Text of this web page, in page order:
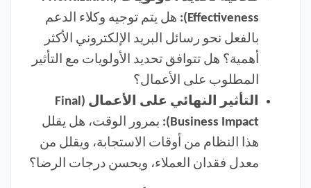
Effectiveness):
هل يتم توجيه وكلاء الدعم
بالفعل نحو رسائل البريد الإلكتروني الأكثر
أهمية؟ هل تتوافق تحديد الأولويات مع التأثير
المطلوب على الأعمال؟
التأثير النهائي على الأعمال (Final
Business Impact):
بمرور الوقت، هل يقلل
هذا النظام من أوقات الاستجابة، ويقلل من
معدل فقدان العملاء، ويحسن درجات الرضا؟